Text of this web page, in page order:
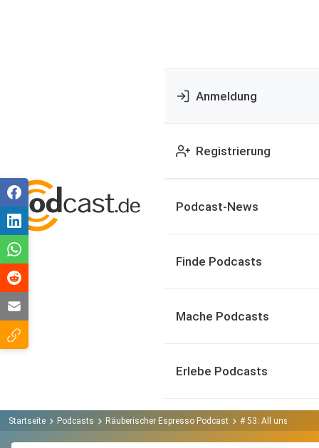
Anmeldung
Registrierung
Podcast-News
Finde Podcasts
Mache Podcasts
Erlebe Podcasts
Startseite Podcasts Räuberischer Espresso Podcast # 53: All unsere